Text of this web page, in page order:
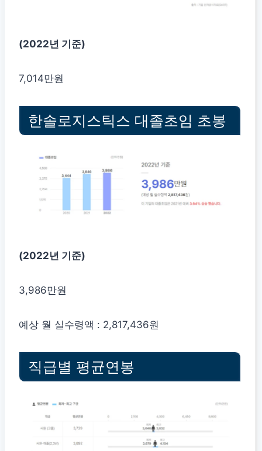
(2022년 기준)
7,014만원
한솔로지스틱스 대졸초임 초봉
(2022년 기준)
3,986만원
예상 월 실수령액 : 2,817,436원
직급별 평균연봉